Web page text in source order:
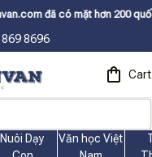
mặt hơn 200 quốc gia như
8696
Cart
Nuôi Dạy
Văn học Việt